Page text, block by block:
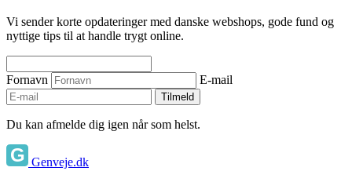
Vi sender korte opdateringer med danske webshops, gode fund og
nyttige tips til at handle trygt online.
Fornavn E-mail
Tilmeld
Du kan afmelde dig igen når som helst.
Genveje.dk